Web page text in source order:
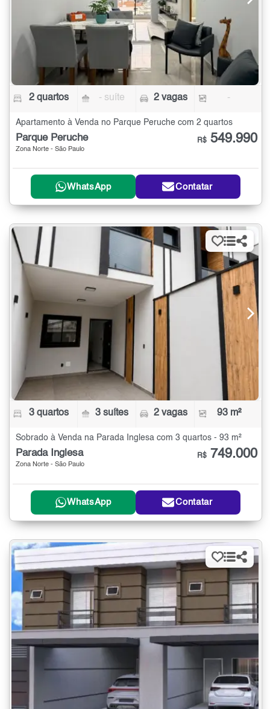
2 quartos - suíte 2 vagas -
Apartamento à Venda no Parque Peruche com 2 quartos
Parque Peruche
Zona Norte - São Paulo
R$ 549.990
WhatsApp Contatar
3 quartos 3 suítes 2 vagas 93 m²
Sobrado à Venda na Parada Inglesa com 3 quartos - 93 m²
Parada Inglesa
Zona Norte - São Paulo
R$ 749.000
WhatsApp Contatar